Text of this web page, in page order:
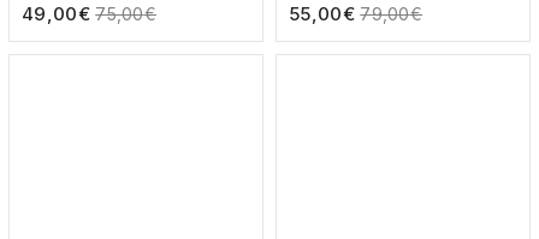
49,00€ 75,00€ 55,00€ 79,00€